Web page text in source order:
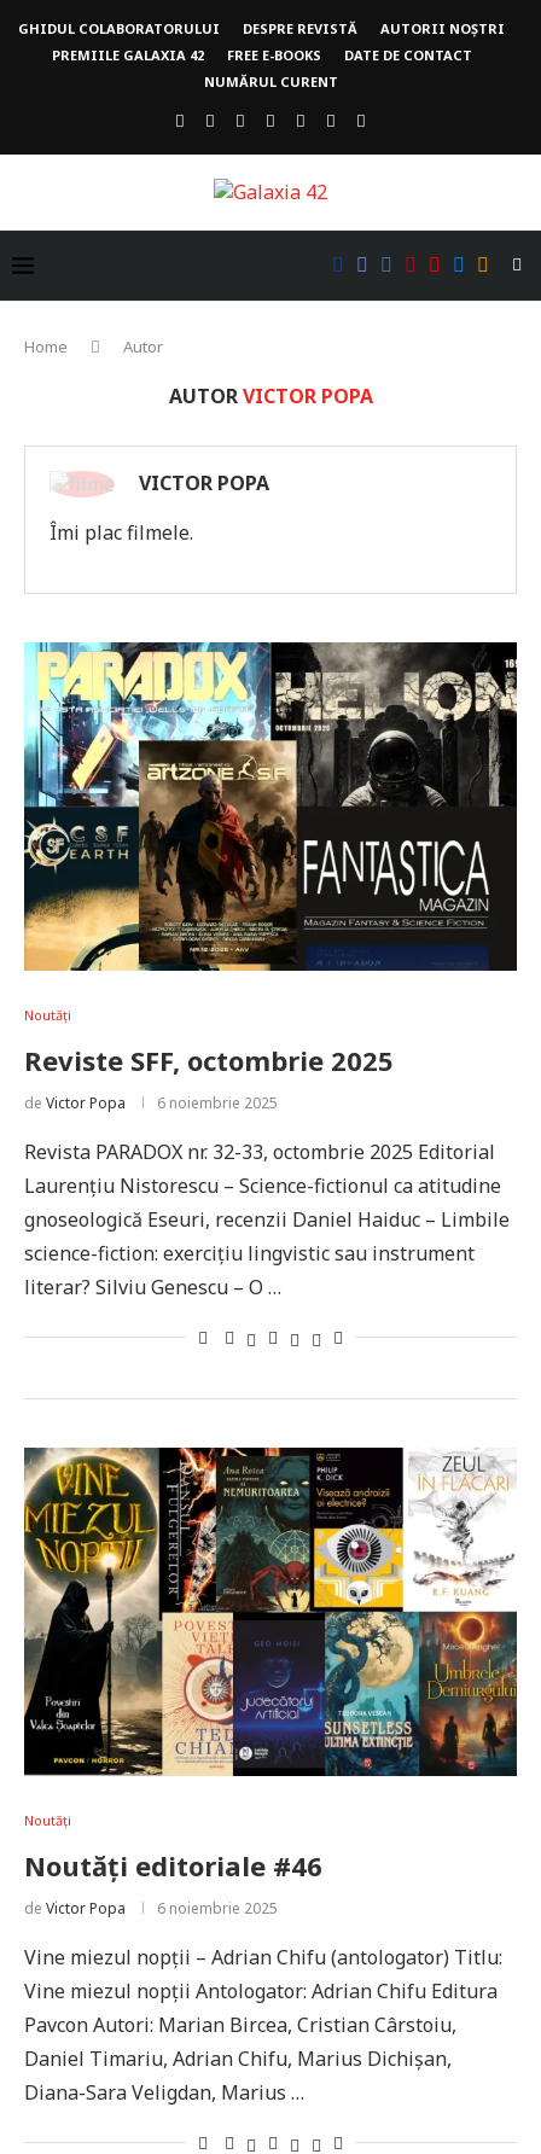
GHIDUL COLABORATORULUI DESPRE REVISTĂ
AUTORII NOȘTRI
PREMIILE GALAXIA 42
FREE E-BOOKS
DATE DE CONTACT
NUMĂRUL CURENT
Home Autor
AUTORVICTOR POPA
VICTOR POPA
Îmi plac filmele.
Noutăți
Reviste SFF, octombrie 2025
de Victor Popa 6 noiembrie 2025
Revista PARADOX nr. 32-33, octombrie 2025 Editorial
Laurențiu Nistorescu – Science-fictionul ca atitudine
gnoseologică Eseuri, recenzii Daniel Haiduc – Limbile
science-fiction: exercițiu lingvistic sau instrument
literar? Silviu Genescu – O …
Noutăți
Noutăți editoriale #46
de Victor Popa 6 noiembrie 2025
Vine miezul nopții – Adrian Chifu (antologator) Titlu:
Vine miezul nopții Antologator: Adrian Chifu Editura
Pavcon Autori: Marian Bircea, Cristian Cârstoiu,
Daniel Timariu, Adrian Chifu, Marius Dichișan,
Diana-Sara Veligdan, Marius …